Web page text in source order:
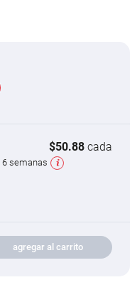
$50.88 cada
6 semanas
agregar al carrito